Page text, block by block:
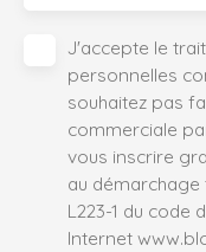
J'accepte le
personnelles
souhaitez pas
commerciale
vous inscrire
au
L223-1 du code
Internet